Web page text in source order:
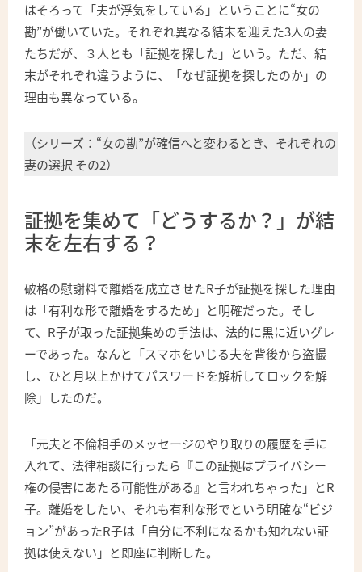
はそろって「夫が浮気をしている」ということに“女の
勘”が働いていた。それぞれ異なる結末を迎えた3人の妻
たちだが、３人とも「証拠を探した」という。ただ、結
末がそれぞれ違うように、「なぜ証拠を探したのか」の
理由も異なっている。
（シリーズ：“女の勘”が確信へと変わるとき、それぞれの
妻の選択 その2）
証拠を集めて「どうするか？」が結
末を左右する？
破格の慰謝料で離婚を成立させたR子が証拠を探した理由
は「有利な形で離婚をするため」と明確だった。そし
て、R子が取った証拠集めの手法は、法的に黒に近いグレ
ーであった。なんと「スマホをいじる夫を背後から盗撮
し、ひと月以上かけてパスワードを解析してロックを解
除」したのだ。
「元夫と不倫相手のメッセージのやり取りの履歴を手に
入れて、法律相談に行ったら『この証拠はプライバシー
権の侵害にあたる可能性がある』と言われちゃった」とR
子。離婚をしたい、それも有利な形でという明確な“ビジ
ョン”があったR子は「自分に不利になるかも知れない証
拠は使えない」と即座に判断した。